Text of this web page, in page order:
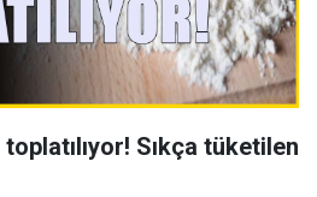
Sıkça tüketilen